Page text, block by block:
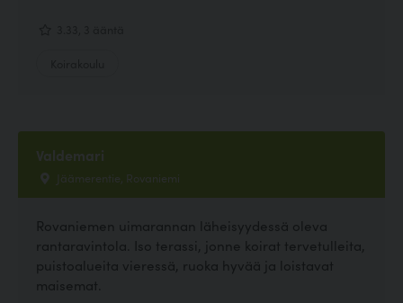
Valdemari
Jäämerentie, Rovaniemi
Rovaniemen uimarannan läheisyydessä oleva
rantaravintola. Iso terassi, jonne koirat tervetulleita,
puistoalueita vieressä, ruoka hyvää ja loistavat
maisemat.